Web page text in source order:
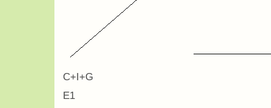
C+I+G
E1